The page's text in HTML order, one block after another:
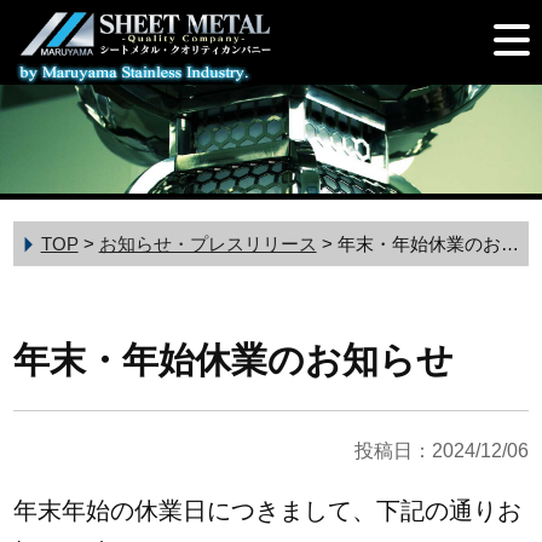
TOP> お知らせ・プレスリリース > 年末・年始休業のお知らせ
年末・年始休業のお知らせ
投稿日：2024/12/06
年末年始の休業日につきまして、下記の通りお